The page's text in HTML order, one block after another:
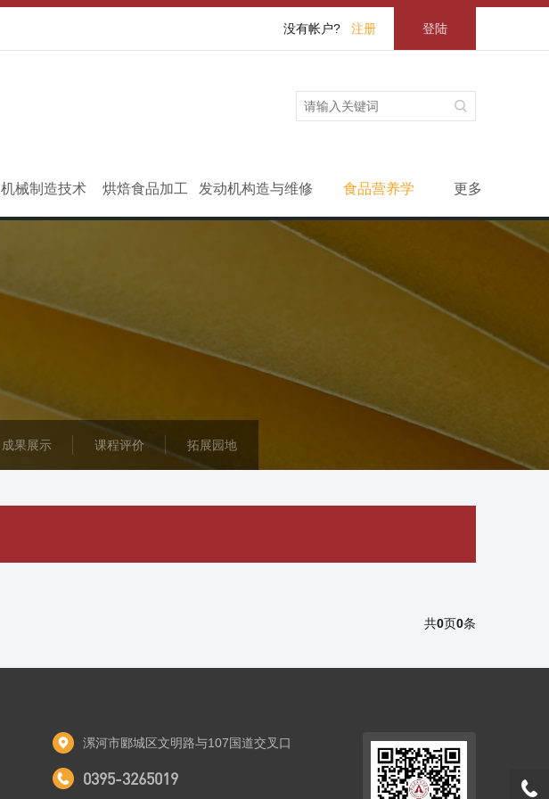
没有帐户? 注册 登陆
机械制造技术 烘焙食品加工 发动机构造与维修 食品营养学 更多
成果展示 课程评价 拓展园地
共0页0条
漯河市郾城区文明路与107国道交叉口
0395-3265019